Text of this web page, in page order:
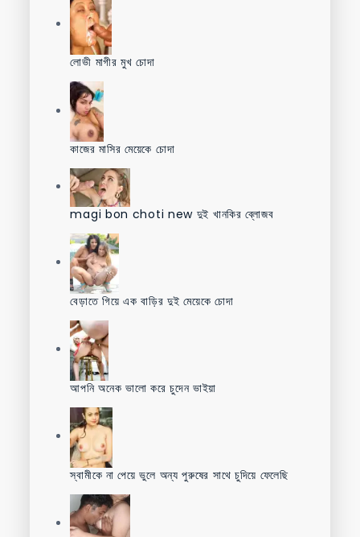
লোভী মাগীর মুখ চোদা
কাজের মাসির মেয়েকে চোদা
magi bon choti new দুই খানকির ব্লোজব
বেড়াতে গিয়ে এক বাড়ির দুই মেয়েকে চোদা
আপনি অনেক ভালো করে চুদেন ভাইয়া
স্বামীকে না পেয়ে ভুলে অন্য পুরুষের সাথে চুদিয়ে ফেলেছি